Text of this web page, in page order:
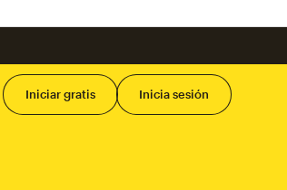
Iniciar gratis Inicia sesión